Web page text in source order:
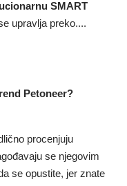
SMART
upravlja preko....
Petoneer?
procenjuju
se njegovim
se opustite, jer znate